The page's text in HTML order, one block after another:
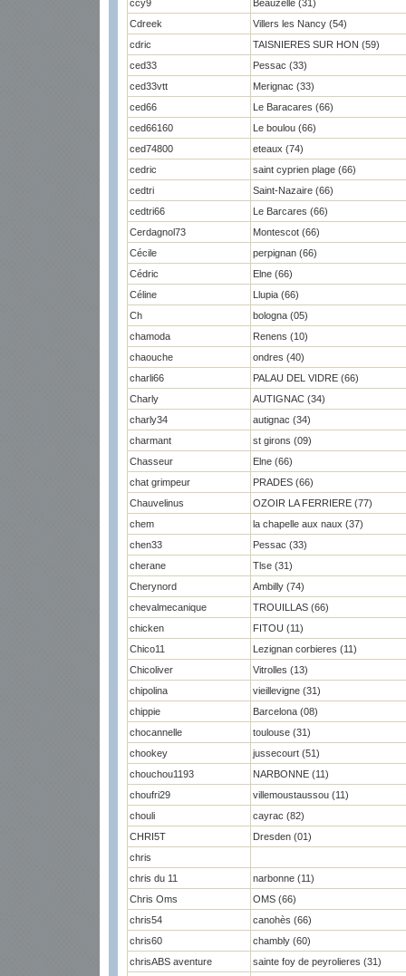
ccy9
Beauzelle (31)
Cdreek
Villers les Nancy (54)
cdric
TAISNIERES SUR HON (59)
ced33
Pessac (33)
ced33vtt
Merignac (33)
ced66
Le Baracares (66)
ced66160
Le boulou (66)
ced74800
eteaux (74)
cedric
saint cyprien plage (66)
cedtri
Saint-Nazaire (66)
cedtri66
Le Barcares (66)
Cerdagnol73
Montescot (66)
Cécile
perpignan (66)
Cédric
Elne (66)
Céline
Llupia (66)
Ch
bologna (05)
chamoda
Renens (10)
chaouche
ondres (40)
charli66
PALAU DEL VIDRE (66)
Charly
AUTIGNAC (34)
charly34
autignac (34)
charmant
st girons (09)
Chasseur
Elne (66)
chat grimpeur
PRADES (66)
Chauvelinus
OZOIR LA FERRIERE (77)
chem
la chapelle aux naux (37)
chen33
Pessac (33)
cherane
Tlse (31)
Cherynord
Ambilly (74)
chevalmecanique
TROUILLAS (66)
chicken
FITOU (11)
Chico11
Lezignan corbieres (11)
Chicoliver
Vitrolles (13)
chipolina
vieillevigne (31)
chippie
Barcelona (08)
chocannelle
toulouse (31)
chookey
jussecourt (51)
chouchou1193
NARBONNE (11)
choufri29
villemoustaussou (11)
chouli
cayrac (82)
CHRI5T
Dresden (01)
chris
chris du 11
narbonne (11)
Chris Oms
OMS (66)
chris54
canohès (66)
chris60
chambly (60)
chrisABS aventure
sainte foy de peyrolieres (31)